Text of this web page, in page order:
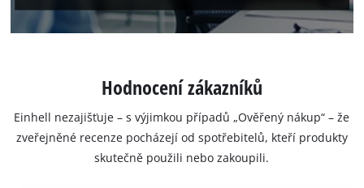
Hodnocení zákazníků
Einhell nezajišťuje – s výjimkou případů „Ověřený nákup“ – že
zveřejněné recenze pocházejí od spotřebitelů, kteří produkty
skutečně použili nebo zakoupili.